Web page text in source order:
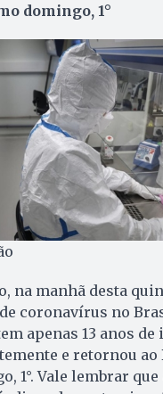
domingo, 1°
na manhã desta
coronavírus no
apenas 13 anos de
e retornou
1°. Vale lembrar